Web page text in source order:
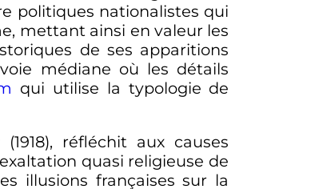
politiques nationalistes qui
mettant ainsi en valeur les
de ses apparitions
médiane où les détails
qui utilise la typologie de
(1918), réfléchit aux causes
quasi religieuse de
illusions françaises sur la